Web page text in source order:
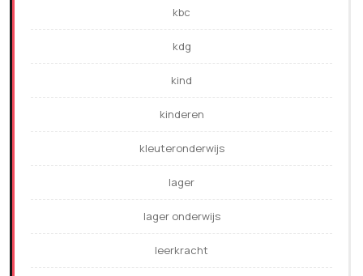
kbc
kdg
kind
kinderen
kleuteronderwijs
lager
lager onderwijs
leerkracht